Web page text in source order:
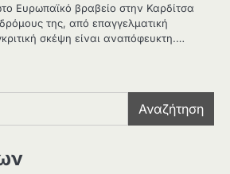
Ευρωπαϊκό βραβείο στην Καρδίτσα
της, από επαγγελματική
σκέψη είναι αναπόφευκτη.…
Αναζήτηση